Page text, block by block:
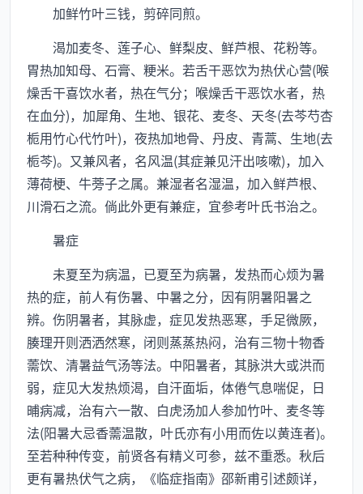
加鲜竹叶三钱，剪碎同煎。
渴加麦冬、莲子心、鲜梨皮、鲜芦根、花粉等。
胃热加知母、石膏、粳米。若舌干恶饮为热伏心营(喉
燥舌干喜饮水者，热在气分；喉燥舌干恶饮水者，热
在血分)，加犀角、生地、银花、麦冬、天冬(去芩芍杏
栀用竹心代竹叶)，夜热加地骨、丹皮、青蒿、生地(去
栀芩)。又兼风者，名风温(其症兼见汗出咳嗽)，加入
薄荷梗、牛蒡子之属。兼湿者名湿温，加入鲜芦根、
川滑石之流。倘此外更有兼症，宜参考叶氏书治之。
暑症
未夏至为病温，已夏至为病暑，发热而心烦为暑
热的症，前人有伤暑、中暑之分，因有阴暑阳暑之
辨。伤阴暑者，其脉虚，症见发热恶寒，手足微厥，
腠理开则洒洒然寒，闭则蒸蒸热闷，治有三物十物香
薷饮、清暑益气汤等法。中阳暑者，其脉洪大或洪而
弱，症见大发热烦渴，自汗面垢，体倦气息喘促，日
晡病减，治有六一散、白虎汤加人参加竹叶、麦冬等
法(阳暑大忌香薷温散，叶氏亦有小用而佐以黄连者)。
至若种种传变，前贤各有精义可参，兹不重悉。秋后
更有暑热伏气之病，《临症指南》邵新甫引述颇详，